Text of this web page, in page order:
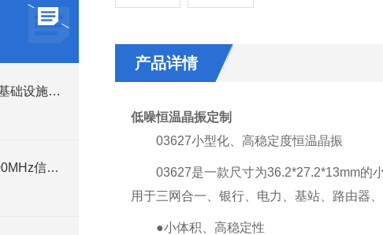
OCXO 恒温晶振：现代基础设施高稳定时间同步的核心基石
6G试验启新程！赛思100MHz信号相位噪声突破-170.03dBc@1KHz
产品详情
低噪恒温晶振定制
03627小型化、高稳定度恒温晶振
03627是一款尺寸为36.2*27.2*13mm的
用于三网合一、银行、电力、基站、路由器、
●小体积、高稳定性